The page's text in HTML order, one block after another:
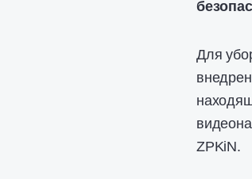
Для
ZPKiN.